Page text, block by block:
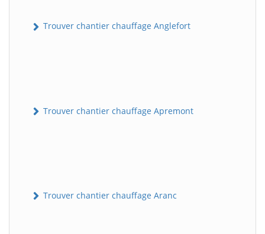
Trouver chantier chauffage Anglefort
Trouver chantier chauffage Apremont
Trouver chantier chauffage Aranc